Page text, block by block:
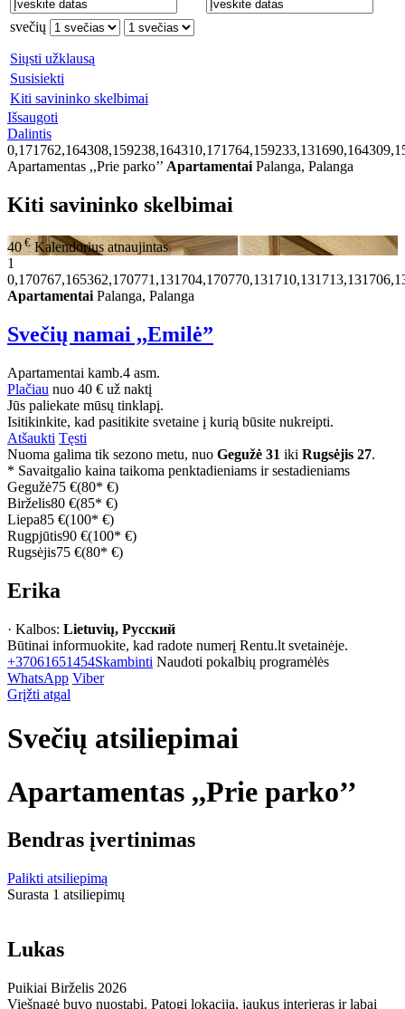
svečių
Siųsti užklausą
Susisiekti
Kiti savininko skelbimai
Išsaugoti
Dalintis
Apartamentas ,,Prie parko’’ Apartamentai Palanga, Palanga
Kiti savininko skelbimai
40 € Kalendorius atnaujintas
1
Apartamentai Palanga, Palanga
Svečių namai ,,Emilė”
Apartamentai kamb.4 asm.
Plačiau nuo 40 € už naktį
Jūs paliekate mūsų tinklapį.
Isitikinkite, kad pasitikite svetaine į kurią būsite nukreipti.
Atšaukti Tęsti
Nuoma galima tik sezono metu, nuo Gegužė 31 iki Rugsėjis 27.
* Savaitgalio kaina taikoma penktadieniams ir sestadieniams
Gegužė75 €(80* €)
Birželis80 €(85* €)
Liepa85 €(100* €)
Rugpjūtis90 €(100* €)
Rugsėjis75 €(80* €)
Erika
· Kalbos: Lietuvių, Русский
Būtinai informuokite, kad radote numerį Rentu.lt svetainėje.
+37061651454Skambinti Naudoti pokalbių programėlės
WhatsApp Viber
Grįžti atgal
Svečių atsiliepimai
Apartamentas ,,Prie parko’’
Bendras įvertinimas
Palikti atsiliepimą
Surasta 1 atsiliepimų
Lukas
Puikiai Birželis 2026
Viešnagė buvo nuostabi. Patogi lokacija, jaukus interjeras ir labai